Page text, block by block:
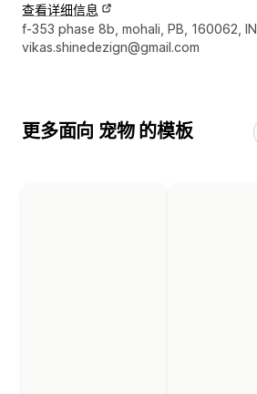
查看详细信息
设计师联系方式
f-353 phase 8b, mohali, PB, 160062, IN
vikas.shinedezign@gmail.com
更多面向 宠物 的模板